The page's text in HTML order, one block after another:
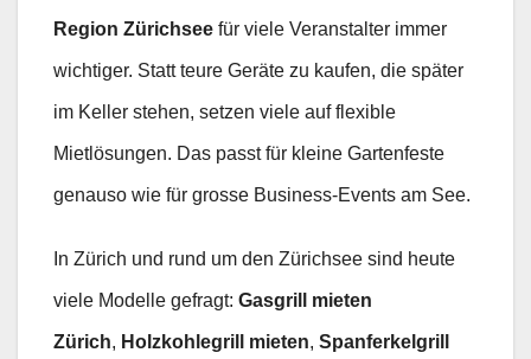
Region Zürichsee für viele Veranstalter immer
wichtiger. Statt teure Geräte zu kaufen, die später
im Keller stehen, setzen viele auf flexible
Mietlösungen. Das passt für kleine Gartenfeste
genauso wie für grosse Business-Events am See.
In Zürich und rund um den Zürichsee sind heute
viele Modelle gefragt: Gasgrill mieten
Zürich, Holzkohlegrill mieten, Spanferkelgrill